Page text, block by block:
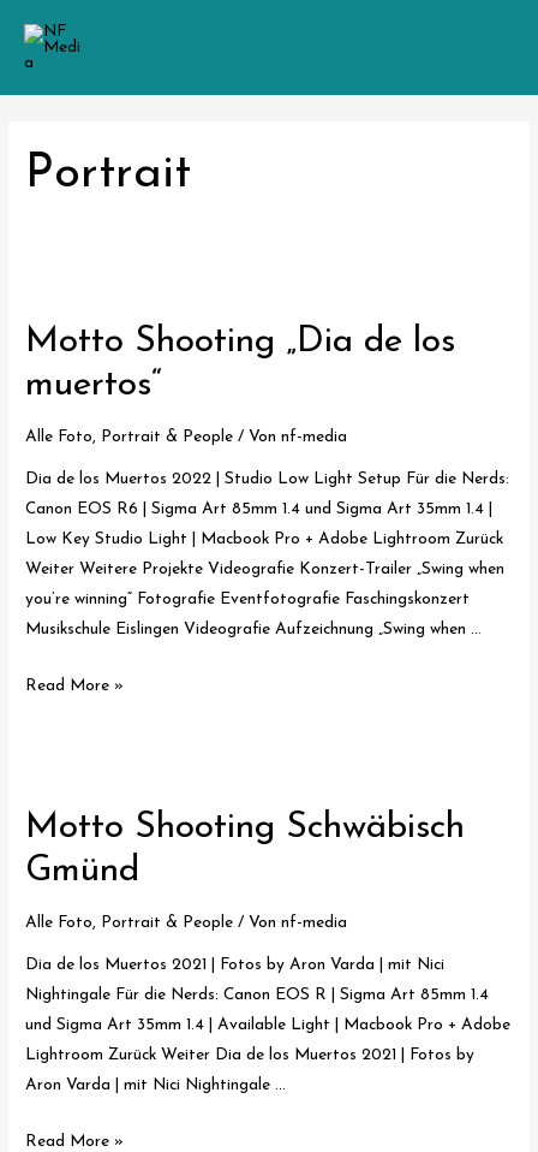
Inhalt
Portrait
Motto Shooting „Dia de los
muertos“
Alle Foto Portrait & People / Vonnf-media
Dia de los Muertos 2022 | Studio Low Light Setup Für die Nerds:
Canon EOS R6 | Sigma Art 85mm 1.4 und Sigma Art 35mm 1.4 |
Low Key Studio Light | Macbook Pro + Adobe Lightroom Zurück
Weiter Weitere Projekte Videografie Konzert-Trailer „Swing when
you’re winning“ Fotografie Eventfotografie Faschingskonzert
Musikschule Eislingen Videografie Aufzeichnung „Swing when …
Motto
muertos“
Read More »
Motto Shooting Schwäbisch
Gmünd
Alle Foto, Portrait & People / Vonnf-media
Dia de los Muertos 2021 | Fotos by Aron Varda | mit Nici
Nightingale Für die Nerds: Canon EOS R | Sigma Art 85mm 1.4
und Sigma Art 35mm 1.4 | Available Light | Macbook Pro + Adobe
Lightroom Zurück Weiter Dia de los Muertos 2021 | Fotos by
Aron Varda | mit Nici Nightingale …
Motto
Read More »